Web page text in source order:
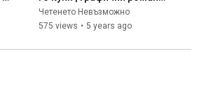
Marvel #13
Четенето Невъзможно
575 views • 5 years ago